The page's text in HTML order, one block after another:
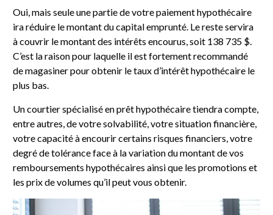
Oui, mais seule une partie de votre paiement hypothécaire
ira réduire le montant du capital emprunté. Le reste servira
à couvrir le montant des intérêts encourus, soit 138 735 $.
C’est la raison pour laquelle il est fortement recommandé
de magasiner pour obtenir le taux d’intérêt hypothécaire le
plus bas.
Un courtier spécialisé en prêt hypothécaire tiendra compte,
entre autres, de votre solvabilité, votre situation financière,
votre capacité à encourir certains risques financiers, votre
degré de tolérance face à la variation du montant de vos
remboursements hypothécaires ainsi que les promotions et
les prix de volumes qu’il peut vous obtenir.